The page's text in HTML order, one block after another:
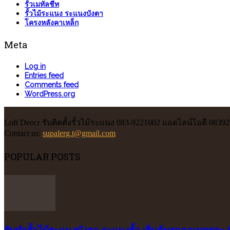
รั้วเมทัลชีท
รั้วไม้ระแนง ระแนงบังตา
โครงหลังคาเหล็ก
Meta
Log in
Entries feed
Comments feed
WordPress.org
Loft Deocr รับติดตั้งรั้วไม้ระแนง 083-9221002 แอดไลน์ไอดี
Contact us: supalerg.t@gmail.com
POPULAR POSTS